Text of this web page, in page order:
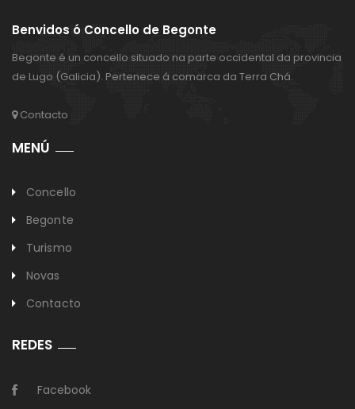
Benvidos ó Concello de Begonte
Begonte é un concello situado na parte occidental da provincia
de Lugo (Galicia). Pertenece á comarca da Terra Chá.
Contacto
MENÚ
Concello
Begonte
Turismo
Novas
Contacto
REDES
Facebook